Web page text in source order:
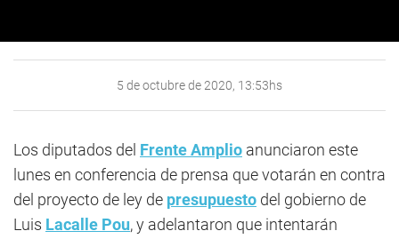
5 de octubre de 2020, 13:53hs
Los diputados del Frente Amplio anunciaron este
lunes en conferencia de prensa que votarán en contra
del proyecto de ley de presupuesto del gobierno de
Luis Lacalle Pou, y adelantaron que intentarán